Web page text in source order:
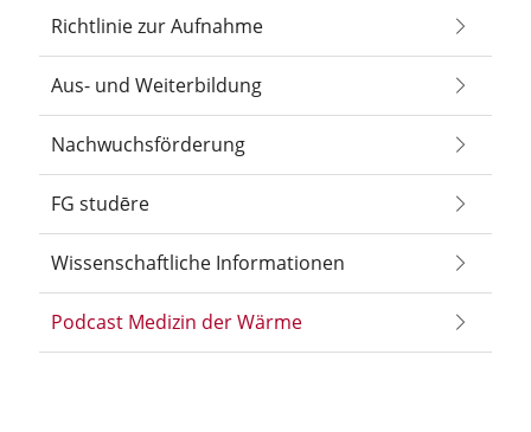
Richtlinie zur Aufnahme
Aus- und Weiterbildung
Nachwuchsförderung
FG studēre
Wissenschaftliche Informationen
Podcast Medizin der Wärme